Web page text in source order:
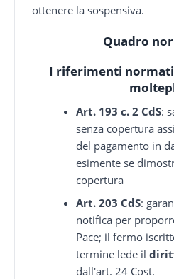
ottenere la sospensiva.
Quadro
I riferimenti
Art. 193 c. 2 CdS:
senza copertura
del pagamento in
esimente se
copertura
Art. 203 CdS:
notifica per
Pace; il fermo
termine lede il
dall'art. 24 Cost.